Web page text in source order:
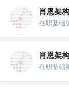
肖恩架构
在职基础
肖恩架构
在职基础